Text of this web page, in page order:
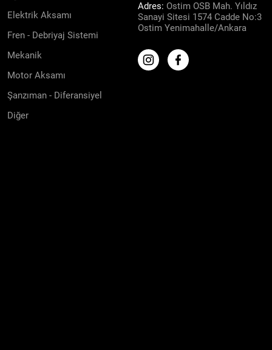
Elektrik Aksamı
Fren - Debriyaj Sistemi
Mekanik
Motor Aksamı
Şanzıman - Diferansiyel
Diğer
Adres: Ostim OSB Mah. Yıldız
Sanayi Sitesi 1574 Cadde No:3
Ostim Yenimahalle/Ankara